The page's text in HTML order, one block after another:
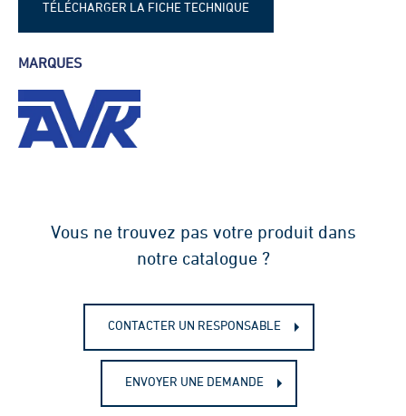
TÉLÉCHARGER LA FICHE TECHNIQUE
MARQUES
Vous ne trouvez pas votre produit dans
notre catalogue ?
CONTACTER UN RESPONSABLE
ENVOYER UNE DEMANDE